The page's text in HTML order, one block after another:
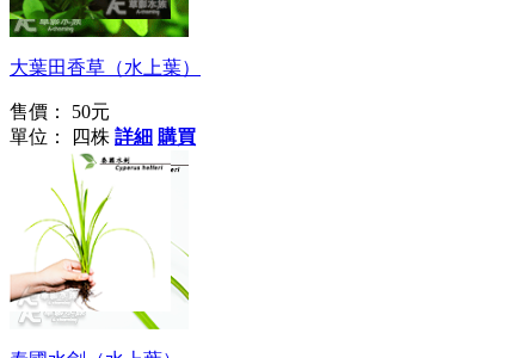
大葉田香草（水上葉）
售價：
50元
單位： 四株 詳細 購買
歐美常見